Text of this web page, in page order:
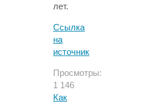
лет.
Ссылка
на
источник
Просмотры:
1 146
Как